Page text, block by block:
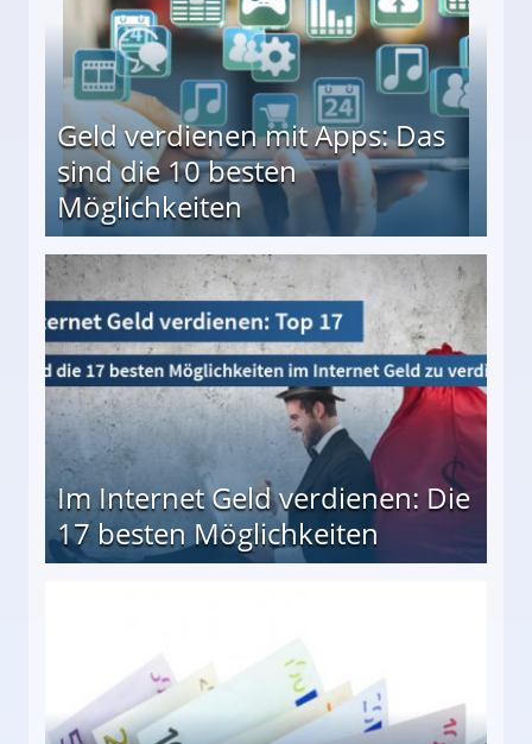
Geld verdienen mit Apps: Das
sind die 10 besten
Möglichkeiten
besten Möglichkeiten
Im Internet Geld verdienen: Die
17 besten Möglichkeiten